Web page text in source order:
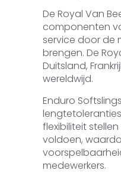
De Royal Van
componenten
service door de
brengen. De
Duitsland,
wereldwijd.
Enduro
flexibiliteit
voldoen,
medewerkers.